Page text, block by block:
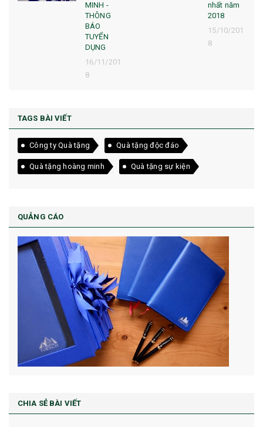
MINH -
THÔNG
BÁO
TUYỂN
DỤNG
16/11/201
8
nhất năm
2018
15/10/201
8
TAGS BÀI VIẾT
Công ty Quà tặng Quà tặng độc đáo
Quà tặng hoàng minh Quà tặng sự kiện
QUẢNG CÁO
CHIA SẺ BÀI VIẾT